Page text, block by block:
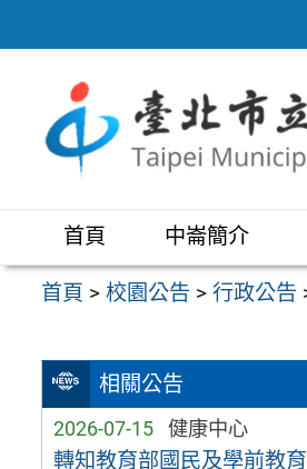
至
區
首頁 中崙簡介
首頁 >校園公告 >行政公告
相關公告
2026-07-15 健康中心
轉知教育部國民及學前教